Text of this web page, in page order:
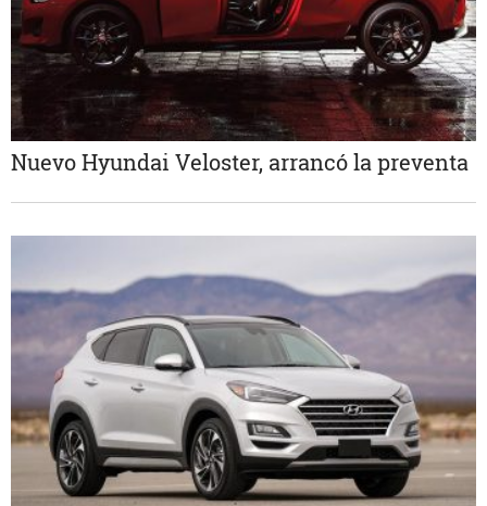
Nuevo Hyundai Veloster, arrancó la preventa